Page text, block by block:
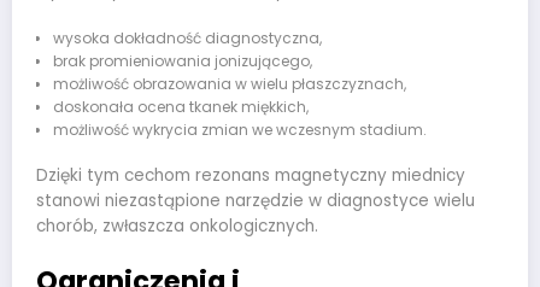
wysoka dokładność diagnostyczna,
brak promieniowania jonizującego,
możliwość obrazowania w wielu płaszczyznach,
doskonała ocena tkanek miękkich,
możliwość wykrycia zmian we wczesnym stadium.
Dzięki tym cechom rezonans magnetyczny miednicy
stanowi niezastąpione narzędzie w diagnostyce wielu
chorób, zwłaszcza onkologicznych.